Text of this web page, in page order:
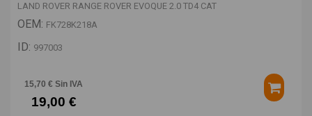
LAND ROVER RANGE ROVER EVOQUE 2.0 TD4 CAT
OEM: FK728K218A
ID: 997003
15,70 € Sin IVA
19,00 €